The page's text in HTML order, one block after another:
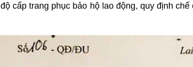
cấp trang phục bảo hộ lao động, quy định